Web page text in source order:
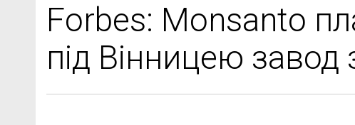
Forbes: Monsanto
під Вінницею